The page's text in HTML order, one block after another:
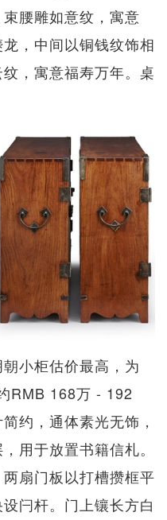
腰雕如意纹，寓意
，中间以铜钱纹饰相
，寓意福寿万年。桌
小柜估价最高，为
RMB 168万 - 192
约，通体素光无饰，
用于放置书籍信札。
扇门板以打槽攒框平
闩杆。门上镶长方白